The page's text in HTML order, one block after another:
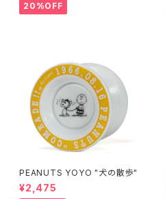
20%OFF
PEANUTS YOYO "犬の散歩"
¥2,475